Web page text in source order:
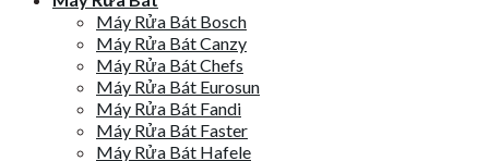
Máy Rửa Bát Bosch
Máy Rửa Bát Canzy
Máy Rửa Bát Chefs
Máy Rửa Bát Eurosun
Máy Rửa Bát Fandi
Máy Rửa Bát Faster
Máy Rửa Bát Hafele